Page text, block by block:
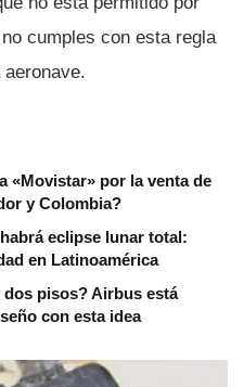
cumples con esta regla
«Movistar» por la venta de
y Colombia?
eclipse lunar total:
en Latinoamérica
pisos? Airbus está
con esta idea